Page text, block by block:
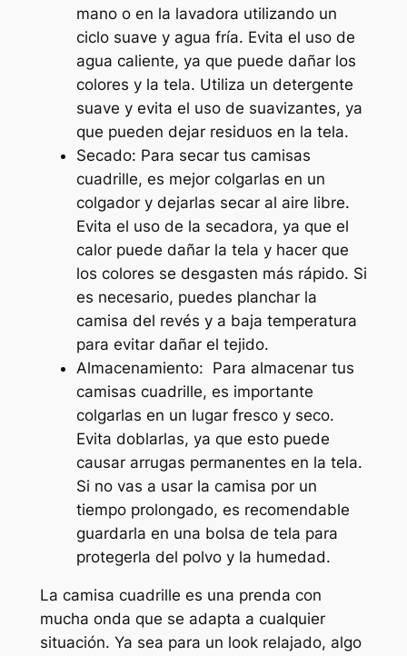
mano o en la lavadora utilizando un
ciclo suave y agua fría. Evita el uso de
agua caliente, ya que puede dañar los
colores y la tela. Utiliza un detergente
suave y evita el uso de suavizantes, ya
que pueden dejar residuos en la tela.
Secado: Para secar tus camisas
cuadrille, es mejor colgarlas en un
colgador y dejarlas secar al aire libre.
Evita el uso de la secadora, ya que el
calor puede dañar la tela y hacer que
los colores se desgasten más rápido. Si
es necesario, puedes planchar la
camisa del revés y a baja temperatura
para evitar dañar el tejido.
Almacenamiento: Para almacenar tus
camisas cuadrille, es importante
colgarlas en un lugar fresco y seco.
Evita doblarlas, ya que esto puede
causar arrugas permanentes en la tela.
Si no vas a usar la camisa por un
tiempo prolongado, es recomendable
guardarla en una bolsa de tela para
protegerla del polvo y la humedad.
La camisa cuadrille es una prenda con
mucha onda que se adapta a cualquier
situación. Ya sea para un look relajado, algo